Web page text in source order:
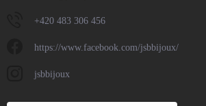
+420 483 306 456
https://www.facebook.com/jsbbijoux/
jsbbijoux